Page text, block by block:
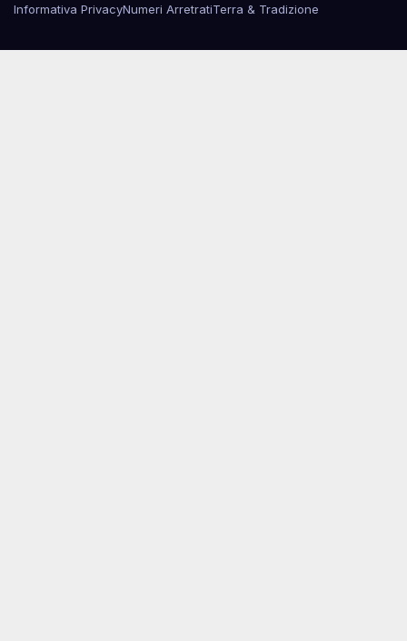
Informativa PrivacyNumeri ArretratiTerra & Tradizione